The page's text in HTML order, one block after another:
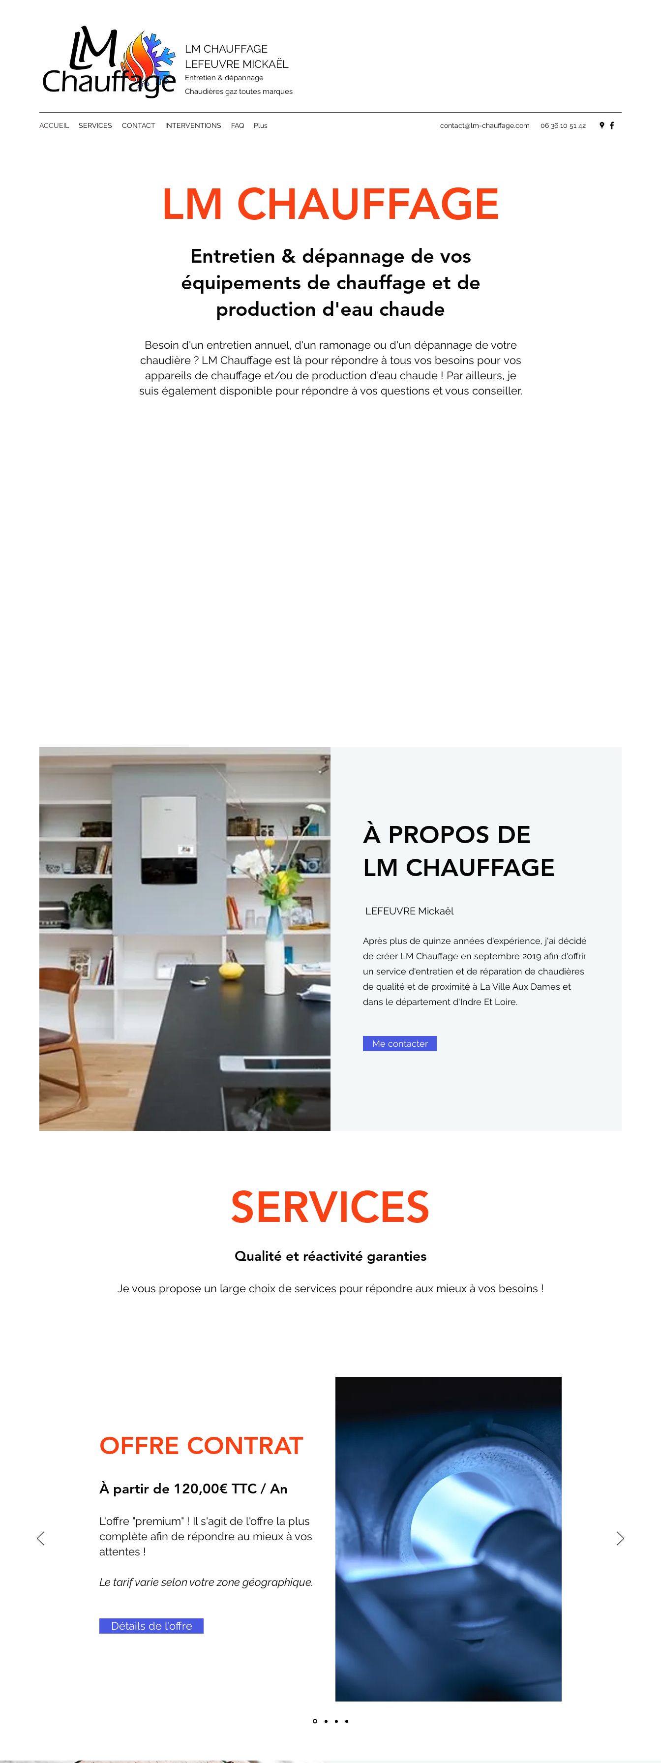
LM CHAUFFAGE
LEFEUVRE MICKAËL
Entretien & dépannage
Chaudières gaz toutes marques
ACCUEIL SERVICES CONTACT INTERVENTIONS FAQ Plus contact@lm-chauffage.com 06 36 10 51 42
LM CHAUFFAGE
Entretien & dépannage de vos
équipements de chauffage et de
production d'eau chaude
Besoin d'un entretien annuel, d'un ramonage ou d'un dépannage de votre
chaudière ? LM Chauffage est là pour répondre à tous vos besoins pour vos
appareils de chauffage et/ou de production d'eau chaude ! Par ailleurs, je
suis également disponible pour répondre à vos questions et vous conseiller.
À PROPOS DE
LM CHAUFFAGE
LEFEUVRE Mickaël
Après plus de quinze années d'expérience, j'ai décidé
de créer LM Chauffage en septembre 2019 afin d'offrir
un service d'entretien et de réparation de chaudières
de qualité et de proximité à La Ville Aux Dames et
dans le département d'Indre Et Loire.
Me contacter
SERVICES
Qualité et réactivité garanties
Je vous propose un large choix de services pour répondre aux mieux à vos besoins !
OFFRE CONTRAT
À partir de 120,00€ TTC / An
L'offre "premium" ! Il s'agit de l'offre la plus
complète afin de répondre au mieux à vos
attentes !
Le tarif varie selon votre zone géographique.
Détails de l'offre